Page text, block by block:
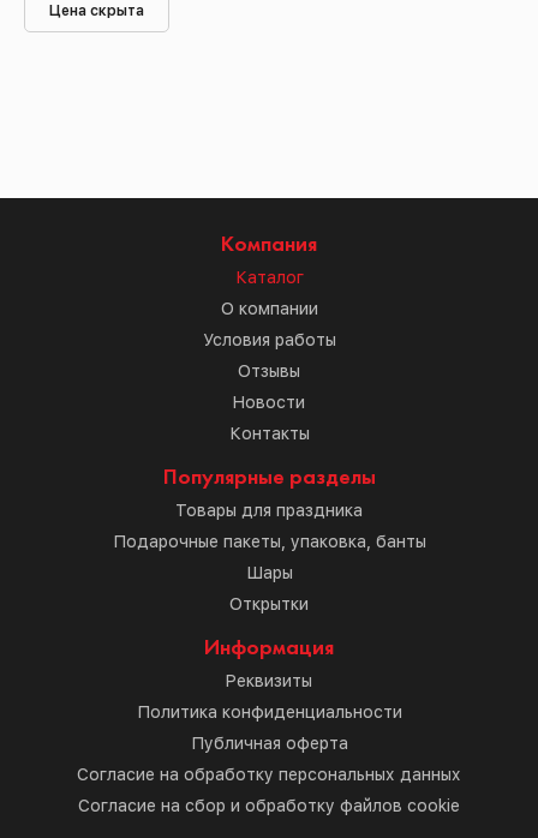
Цена скрыта
Компания
Каталог
О компании
Условия работы
Отзывы
Новости
Контакты
Популярные разделы
Товары для праздника
Подарочные пакеты, упаковка, банты
Шары
Открытки
Информация
Реквизиты
Политика конфиденциальности
Публичная оферта
Согласие на обработку персональных данных
Согласие на сбор и обработку файлов cookie